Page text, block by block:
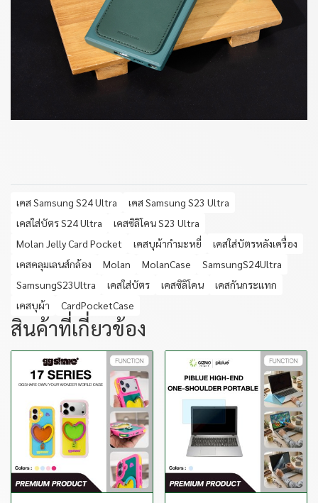
เคส Samsung S24 Ultra
เคส Samsung S23 Ultra
เคสใส่บัตร S24 Ultra
เคสซิลิโคน S23 Ultra
Molan Jelly Card Pocket
เคสบุผ้ากำมะหยี่
เคสใส่บัตรหลังเครื่อง
เคสคลุมเลนส์กล้อง
Molan MolanCase
SamsungS24Ultra
SamsungS23Ultra
เคสใส่บัตร เคสซิลิโคน
เคสกันกระแทก
เคสบุผ้า
CardPocketCase
สินค้าที่เกี่ยวข้อง